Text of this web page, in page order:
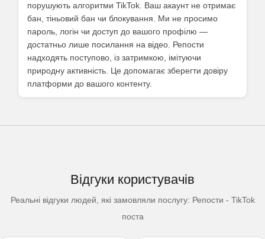
порушують алгоритми TikTok. Ваш акаунт не отримає
бан, тіньовий бан чи блокування. Ми не просимо
пароль, логін чи доступ до вашого профілю —
достатньо лише посилання на відео. Репости
надходять поступово, із затримкою, імітуючи
природну активність. Це допомагає зберегти довіру
платформи до вашого контенту.
Відгуки користувачів
Реальні відгуки людей, які замовляли послугу: Репости - TikTok
поста